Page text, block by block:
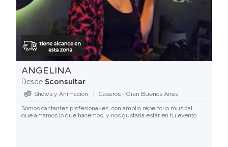
ANGELINA
Desde $consultar
Shows y Animación
Caseros - Gran Buenos Aires
Somos cantantes profesionakes, con amplio repertorio musical.
que amamos lo que hacemos. y nos gustaria estar en tu evento.